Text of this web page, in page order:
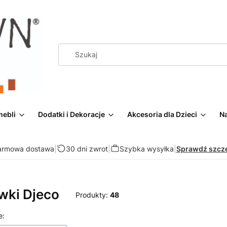
Dodatki i Dekoracje Akcesoria dla Dzieci
dostawa 30 dni zwrot| Szybka wysyłka Sprawdź
Djeco Produkty: 48